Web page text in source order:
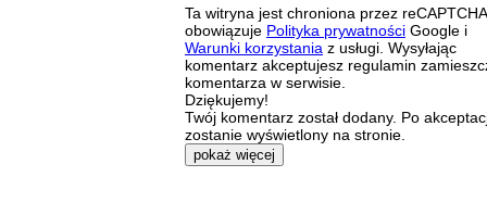
Ta witryna jest chroniona przez
obowiązuje Polityka prywatności Google i
Warunki korzystania z usługi. Wysyłając
komentarz akceptujesz regulamin
komentarza w serwisie.
Dziękujemy!
Twój komentarz został dodany. Po
zostanie wyświetlony na stronie.
pokaż więcej